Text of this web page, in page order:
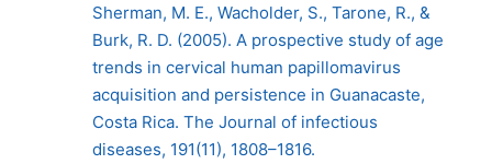
Sherman, M. E., Wacholder, S., Tarone, R., &
Burk, R. D. (2005). A prospective study of age
trends in cervical human papillomavirus
acquisition and persistence in Guanacaste,
Costa Rica. The Journal of infectious
diseases, 191(11), 1808–1816.